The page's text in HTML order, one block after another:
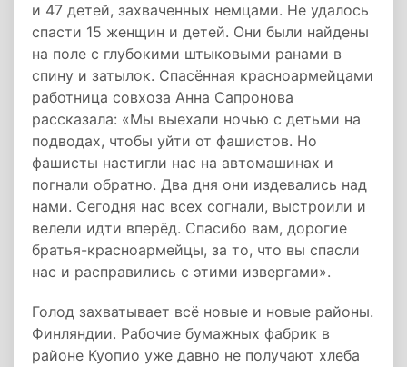
и 47 детей, захваченных немцами. Не удалось
спасти 15 женщин и детей. Они были найдены
на поле с глубокими штыковыми ранами в
спину и затылок. Спасённая красноармейцами
работница совхоза Анна Сапронова
рассказала: «Мы выехали ночью с детьми на
подводах, чтобы уйти от фашистов. Но
фашисты настигли нас на автомашинах и
погнали обратно. Два дня они издевались над
нами. Сегодня нас всех согнали, выстроили и
велели идти вперёд. Спасибо вам, дорогие
братья-красноармейцы, за то, что вы спасли
нас и расправились с этими извергами».
Голод захватывает всё новые и новые районы.
Финляндии. Рабочие бумажных фабрик в
районе Куопио уже давно не получают хлеба